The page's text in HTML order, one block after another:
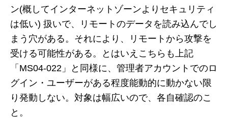
ン(概してインターネットゾーンよりセキュリティ
は低い) 扱いで、リモートのデータを読み込んでし
まう穴がある。それにより、リモートから攻撃を
受ける可能性がある。とはいえこちらも上記
「MS04-022」と同様に、管理者アカウントでのロ
グイン・ユーザーがある程度能動的に動かない限
り発動しない。対象は幅広いので、各自確認のこ
と。